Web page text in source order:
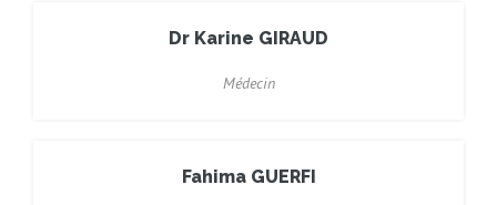
Dr Karine GIRAUD
Médecin
Fahima GUERFI